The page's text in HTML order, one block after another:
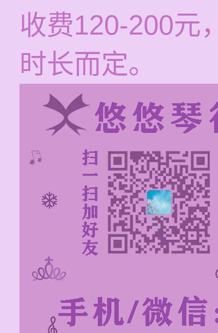
收费120-200元
时长而定。